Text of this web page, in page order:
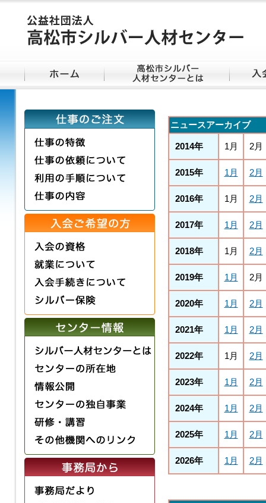
ニュースアーカイブ
2014年 1月 2月
2015年 1月 2月
2016年 1月 2月
2017年 1月 2月
2018年 1月 2月
2019年 1月 2月
2020年 1月 2月
2021年 1月 2月
2022年 1月 2月
2023年 1月 2月
2024年 1月 2月
2025年 1月 2月
2026年 1月 2月